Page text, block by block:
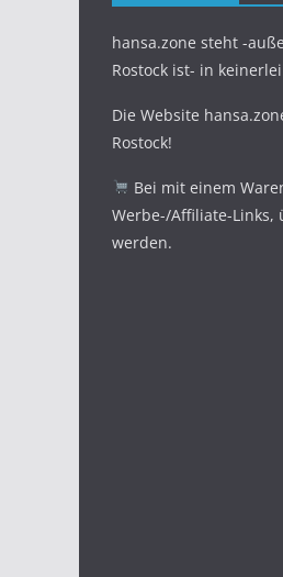
hansa.zone steht -
Rostock ist- in
Die Website
Rostock!
Bei mit einem
Werbe-/Affiliate-Links,
werden.